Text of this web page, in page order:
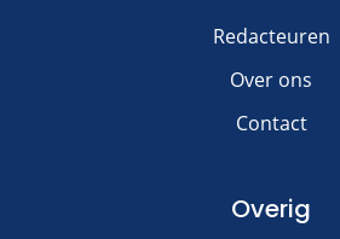
Redacteuren
Over ons
Contact
Overig